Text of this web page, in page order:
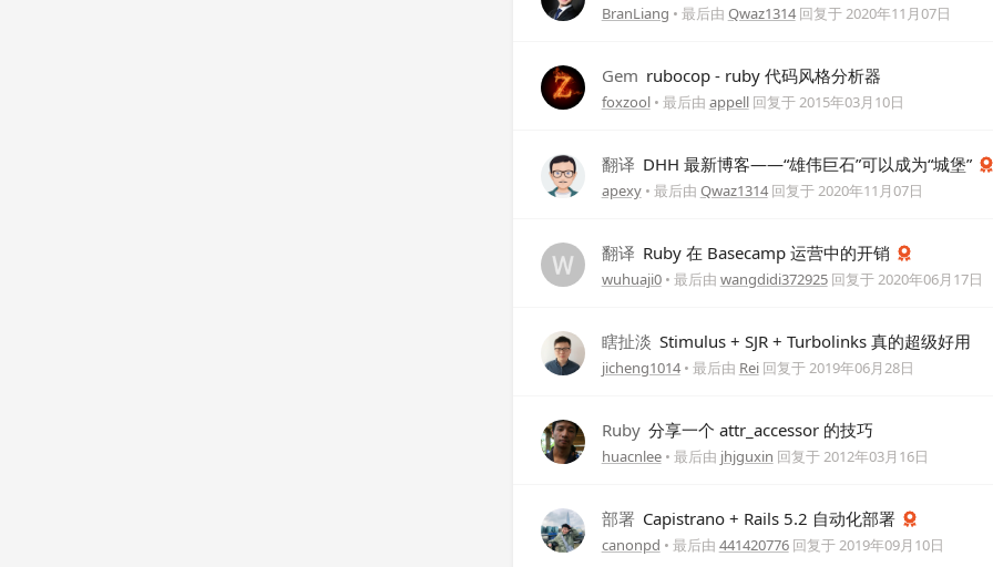
BranLiang • 最后由 Qwaz1314回复于2020年11月07日
Gem rubocop - ruby 代码风格分析器
foxzool • 最后由 appell回复于2015年03月10日
翻译 DHH 最新博客——“雄伟巨石”可以成为“城堡”
apexy • 最后由 Qwaz1314回复于2020年11月07日
翻译 Ruby 在 Basecamp 运营中的开销
wuhuaji0 • 最后由 wangdidi372925回复于2020年06月17日
瞎扯淡 Stimulus + SJR + Turbolinks 真的超级好用
jicheng1014 • 最后由 Rei回复于2019年06月28日
Ruby 分享一个 attr_accessor 的技巧
huacnlee • 最后由 jhjguxin 回复于2012年03月16日
部署 Capistrano + Rails 5.2 自动化部署
canonpd • 最后由 441420776回复于2019年09月10日